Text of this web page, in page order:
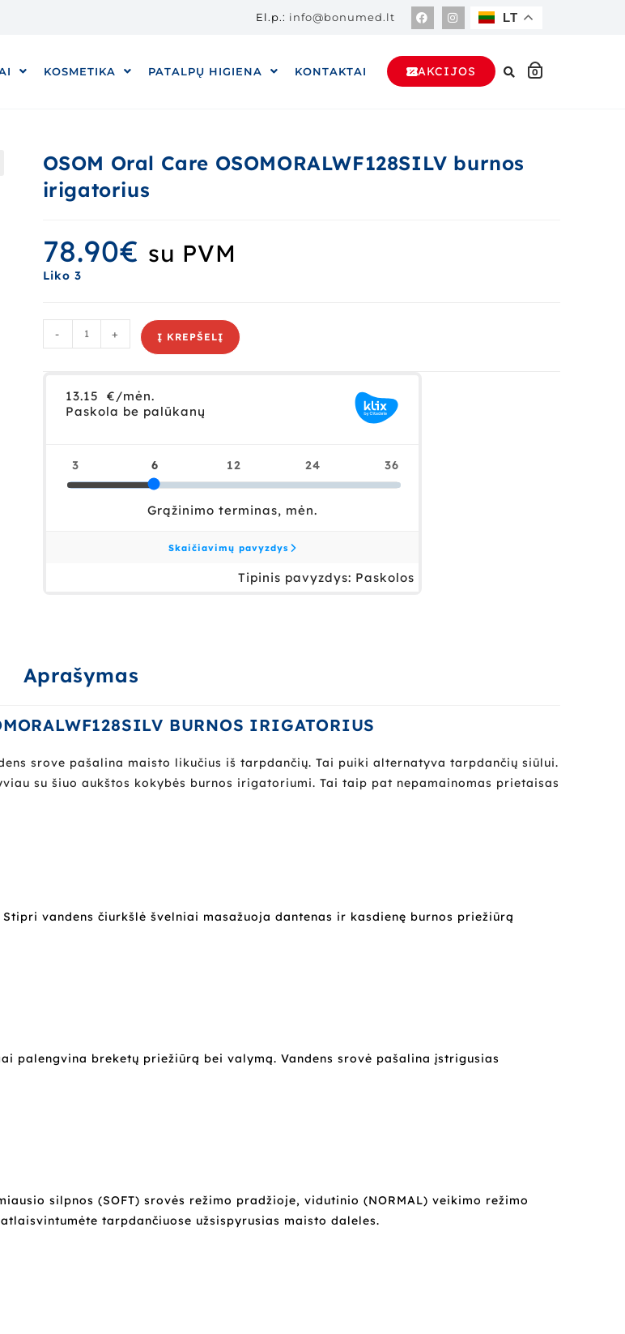
El.p.: info@bonumed.lt LT
KOSMETIKA PATALPŲ HIGIENA KONTAKTAI AKCIJOS 0
OSOM Oral Care OSOMORALWF128SILV burnos
irigatorius
78.90€ su PVM
Liko 3
- + Į KREPŠELĮ
Aprašymas
BURNOS IRIGATORIUS
srove pašalina maisto likučius iš tarpdančių. Tai puiki alternatyva tarpdančių siūlui.
su šiuo aukštos kokybės burnos irigatoriumi. Tai taip pat nepamainomas prietaisas
vandens čiurkšlė švelniai masažuoja dantenas ir kasdienę burnos priežiūrą
palengvina breketų priežiūrą bei valymą. Vandens srovė pašalina įstrigusias
silpnos (SOFT) srovės režimo pradžioje, vidutinio (NORMAL) veikimo režimo
tarpdančiuose užsispyrusias maisto daleles.